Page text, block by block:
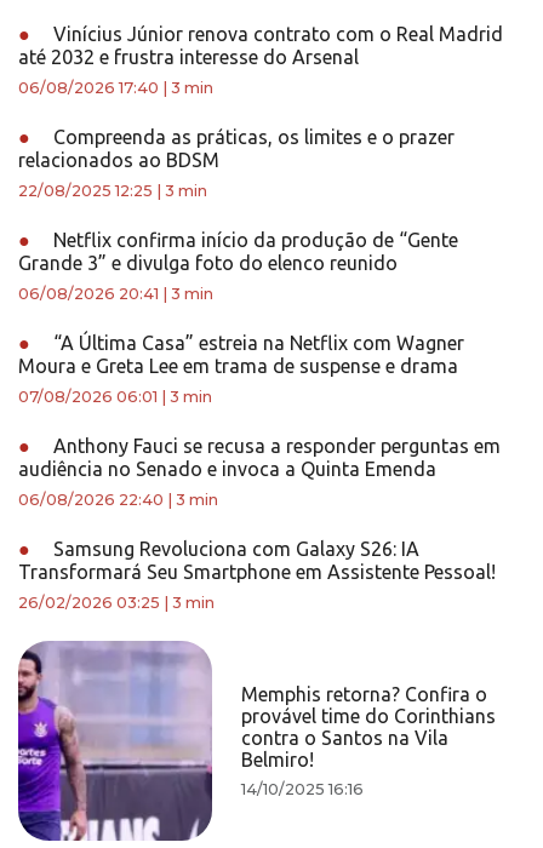
●
Vinícius Júnior renova contrato com o Real Madrid
até 2032 e frustra interesse do Arsenal
06/08/2026 17:40 3 min
●
Compreenda as práticas, os limites e o prazer
relacionados ao BDSM
22/08/2025 12:25 3 min
●
Netflix confirma início da produção de “Gente
Grande 3” e divulga foto do elenco reunido
06/08/2026 20:41 3 min
●
“A Última Casa” estreia na Netflix com Wagner
Moura e Greta Lee em trama de suspense e drama
07/08/2026 06:01 3 min
●
Anthony Fauci se recusa a responder perguntas em
audiência no Senado e invoca a Quinta Emenda
06/08/2026 22:40 3 min
●
Samsung Revoluciona com Galaxy S26: IA
Transformará Seu Smartphone em Assistente Pessoal!
26/02/2026 03:25 3 min
Memphis retorna? Confira o
provável time do Corinthians
contra o Santos na Vila
Belmiro!
14/10/2025 16:16